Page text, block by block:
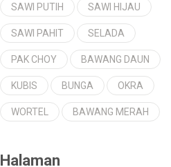
SAWI PUTIH SAWI HIJAU
SAWI PAHIT SELADA
PAK CHOY BAWANG DAUN
KUBIS BUNGA OKRA
WORTEL BAWANG MERAH
Halaman